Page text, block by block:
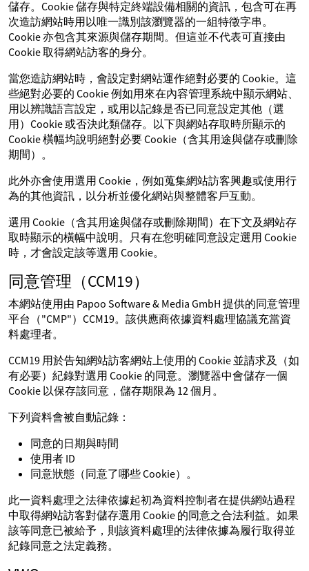
儲存。Cookie 儲存與特定終端設備相關的資訊，包含可在再
次造訪網站時用以唯一識別該瀏覽器的一組特徵字串。
Cookie 亦包含其來源與儲存期間。但這並不代表可直接由
Cookie 取得網站訪客的身分。
當您造訪網站時，會設定對網站運作絕對必要的 Cookie。這
些絕對必要的 Cookie 例如用來在內容管理系統中顯示網站、
用以辨識語言設定，或用以記錄是否已同意設定其他（選
用）Cookie 或否決此類儲存。以下與網站存取時所顯示的
Cookie 橫幅均說明絕對必要 Cookie（含其用途與儲存或刪除
期間）。
此外亦會使用選用 Cookie，例如蒐集網站訪客興趣或使用行
為的其他資訊，以分析並優化網站與整體客戶互動。
選用 Cookie（含其用途與儲存或刪除期間）在下文及網站存
取時顯示的橫幅中說明。只有在您明確同意設定選用 Cookie
時，才會設定該等選用 Cookie。
同意管理（CCM19）
本網站使用由 Papoo Software & Media GmbH 提供的同意管理
平台（"CMP"）CCM19。該供應商依據資料處理協議充當資
料處理者。
CCM19 用於告知網站訪客網站上使用的 Cookie 並請求及（如
有必要）紀錄對選用 Cookie 的同意。瀏覽器中會儲存一個
Cookie 以保存該同意，儲存期限為 12 個月。
下列資料會被自動記錄：
同意的日期與時間
使用者 ID
同意狀態（同意了哪些 Cookie）。
此一資料處理之法律依據起初為資料控制者在提供網站過程
中取得網站訪客對儲存選用 Cookie 的同意之合法利益。如果
該等同意已被給予，則該資料處理的法律依據為履行取得並
紀錄同意之法定義務。